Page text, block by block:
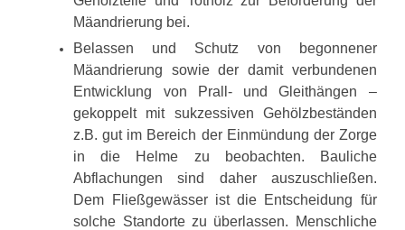
Mäandrierung bei.
Belassen und Schutz von begonnener
Mäandrierung sowie der damit verbundenen
Entwicklung von Prall- und Gleithängen –
gekoppelt mit sukzessiven Gehölzbeständen
z.B. gut im Bereich der Einmündung der Zorge
in die Helme zu beobachten. Bauliche
Abflachungen sind daher auszuschließen.
Dem Fließgewässer ist die Entscheidung für
solche Standorte zu überlassen. Menschliche